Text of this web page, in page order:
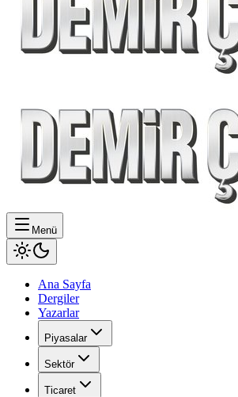
Menü
Ana Sayfa
Dergiler
Yazarlar
Piyasalar
Sektör
Ticaret